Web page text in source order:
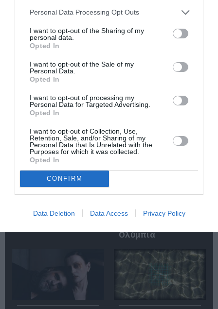
Personal Data Processing Opt Outs
I want to opt-out of the Sharing of my
personal data.
Opted In
I want to opt-out of the Sale of my
Personal Data.
Opted In
I want to opt-out of processing my
Personal Data for Targeted Advertising.
Opted In
I want to opt-out of Collection, Use,
Retention, Sale, and/or Sharing of my
Personal Data that Is Unrelated with the
Purposes for which it was collected.
Opted In
CONFIRM
Data Deletion Data Access Privacy Policy
Ακολουθήστε το Culturenow.gr
Δημοφιλή Άρθρα
O «Οιδίποδας» του
Ρόμπερτ Άικ ξανά
Νίκο Κουρή & Μαρία
Κεχαγιόγλου
ελληνική όπερα του
Θεόδωρου Στάθη
Ολύμπια